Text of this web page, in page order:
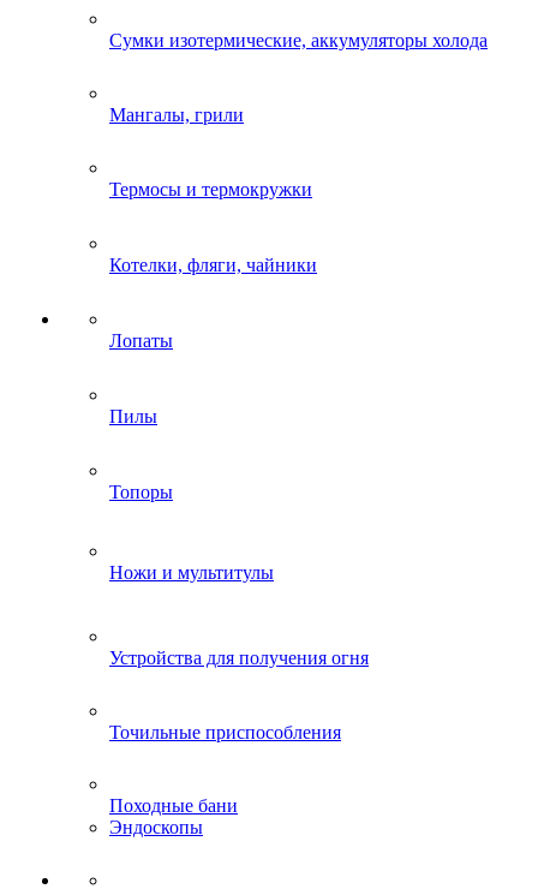
Сумки изотермические, аккумуляторы холода
Мангалы, грили
Термосы и термокружки
Котелки, фляги, чайники
Лопаты
Пилы
Топоры
Ножи и мультитулы
Устройства для получения огня
Точильные приспособления
Походные бани
Эндоскопы